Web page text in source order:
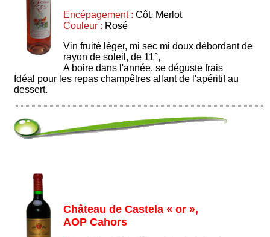
Encépagement : Côt, Merlot
Couleur : Rosé
Vin fruité léger, mi sec mi doux débordant de
rayon de soleil, de 11°,
A boire dans l'année, se déguste frais
Idéal pour les repas champêtres allant de l'apéritif au
dessert.
Château de Castela « or »,
AOP Cahors